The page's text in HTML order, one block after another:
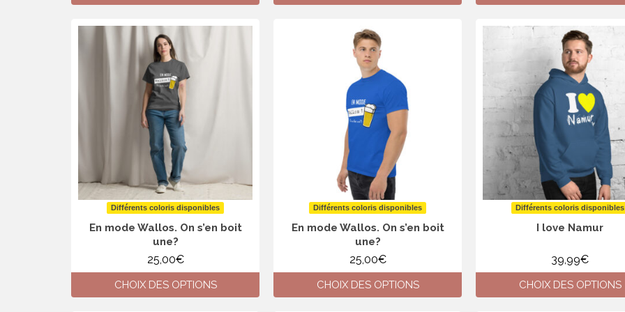
produit
a
plusieurs
variations.
Les
options
peuvent
être
choisies
sur
la
page
du
produit
a
plusieurs
variations.
Les
peuvent
être
choisies
page
du
produit
produit
a
plusieurs
variations.
Les
options
peuvent
être
la
page
du
produit
Différents coloris disponibles
En mode Wallos. On s’en boit
une?
25,00€
CHOIX DES OPTIONS
Différents coloris disponibles
En mode Wallos. On s’en boit
une?
25,00€
CHOIX DES OPTIONS
Différents coloris disponibles
I love Namur
39,99€
CHOIX DES OPTIONS